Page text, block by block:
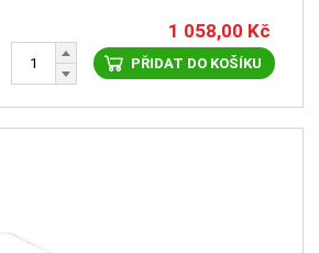
1 058,00 Kč
PŘIDAT DO KOŠÍKU